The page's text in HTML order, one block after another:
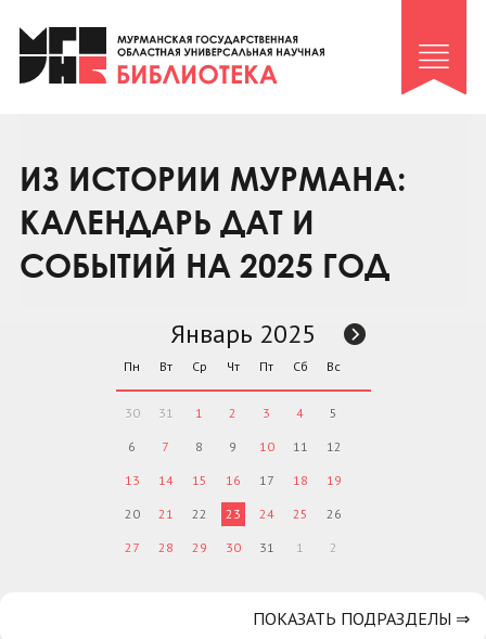
Клуб «Гиря и сельдерей»
Клуб «Семейный архив»
Коллегам
Контакты
ИЗ ИСТОРИИ МУРМАНА:
КАЛЕНДАРЬ ДАТ И
СОБЫТИЙ НА 2025 ГОД
Январь 2025
Пн Вт Ср Чт Пт Сб Вс
30 31 1 2 3 4 5
6 7 8 9 10 11 12
13 14 15 16 17 18 19
20 21 22 23 24 25 26
27 28 29 30 31 1 2
ПОКАЗАТЬ ПОДРАЗДЕЛЫ ⇒